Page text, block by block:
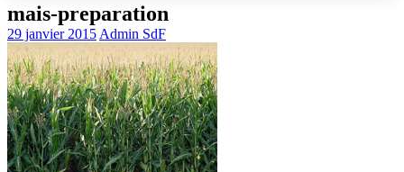
mais-preparation
29 janvier 2015 Admin SdF